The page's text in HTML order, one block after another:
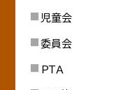
児童会
委員会
ＰＴＡ